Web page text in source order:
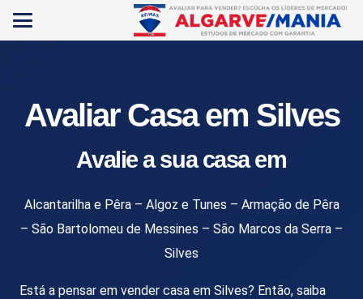
Avaliar casa em Silves | Vender casa em Silves
Avaliar Casa em Silves
Avalie a sua casa em
Alcantarilha e Pêra – Algoz e Tunes – Armação de Pêra
– São Bartolomeu de Messines – São Marcos da Serra –
Silves
Está a pensar em vender casa em Silves? Então, saiba